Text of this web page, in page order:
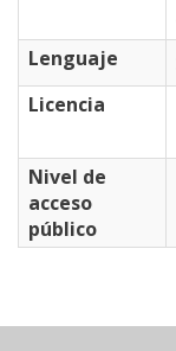
Lenguaje
Licencia
Nivel de
acceso
público